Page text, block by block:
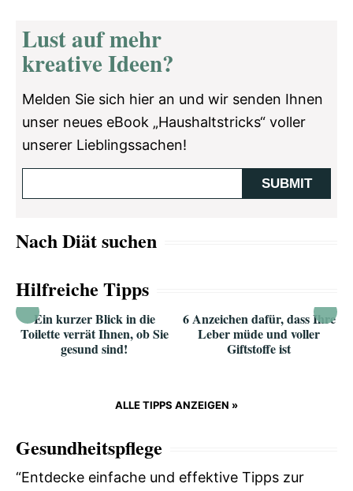
Lust auf mehr
kreative Ideen?
Melden Sie sich hier an und wir senden Ihnen
unser neues eBook „Haushaltstricks“ voller
unserer Lieblingssachen!
Nach Diät suchen
Hilfreiche Tipps
Ein kurzer Blick in die
Toilette verrät Ihnen, ob Sie
gesund sind!
6 Anzeichen dafür, dass Ihre
Leber müde und voller
Giftstoffe ist
ALLE TIPPS ANZEIGEN »
Gesundheitspflege
“Entdecke einfache und effektive Tipps zur